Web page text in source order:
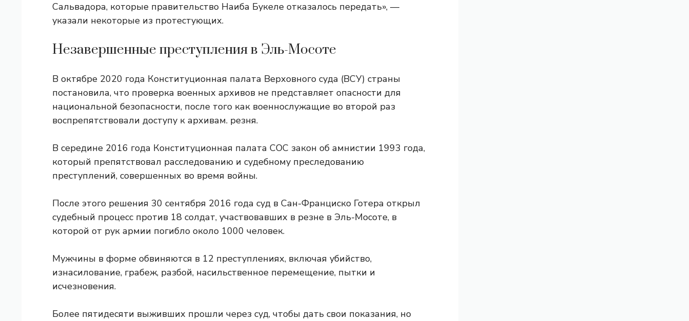
Сальвадора, которые правительство Наиба Букеле отказалось передать», —
указали некоторые из протестующих.
Незавершенные преступления в Эль-Мосоте
В октябре 2020 года Конституционная палата Верховного суда (ВСУ) страны
постановила, что проверка военных архивов не представляет опасности для
национальной безопасности, после того как военнослужащие во второй раз
воспрепятствовали доступу к архивам. резня.
В середине 2016 года Конституционная палата СОС закон об амнистии 1993 года,
который препятствовал расследованию и судебному преследованию
преступлений, совершенных во время войны.
После этого решения 30 сентября 2016 года суд в Сан-Франциско Готера открыл
судебный процесс против 18 солдат, участвовавших в резне в Эль-Мосоте, в
которой от рук армии погибло около 1000 человек.
Мужчины в форме обвиняются в 12 преступлениях, включая убийство,
изнасилование, грабеж, разбой, насильственное перемещение, пытки и
исчезновения.
Более пятидесяти выживших прошли через суд, чтобы дать свои показания, но